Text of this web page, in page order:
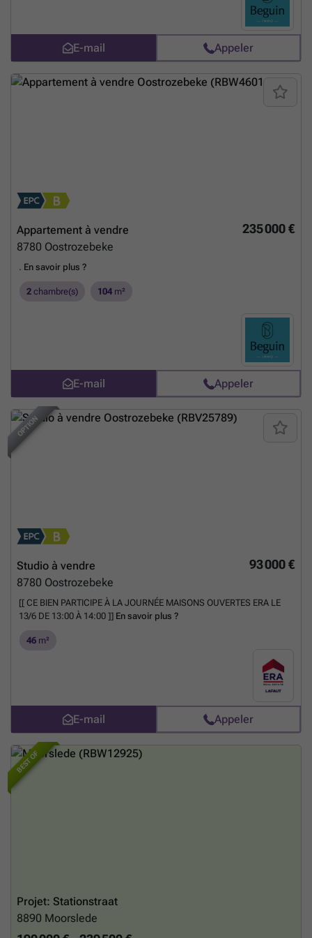
E-mail Appeler
235 000 €
Appartement à vendre
8780 Oostrozebeke
. En savoir plus ?
2 chambre(s) 104 m²
E-mail Appeler
OPTION
93 000 €
Studio à vendre
8780 Oostrozebeke
[[ CE BIEN PARTICIPE À LA JOURNÉE MAISONS OUVERTES ERA LE
13/6 DE 13:00 À 14:00 ]] En savoir plus ?
46 m²
E-mail Appeler
BEST OF
Projet: Stationstraat
8890 Moorslede